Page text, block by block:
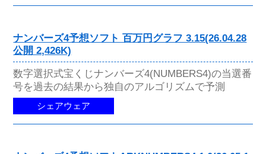
ナンバーズ4予想ソフト 百万円グラフ 3.15(26.04.28
公開 2,426K)
数字選択式宝くじナンバーズ4(NUMBERS4)の当選番
号を過去の結果から独自のアルゴリズムで予測
シェアウェア